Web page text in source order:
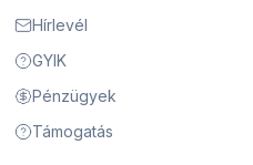
Hírlevél
GYIK
Pénzügyek
Támogatás